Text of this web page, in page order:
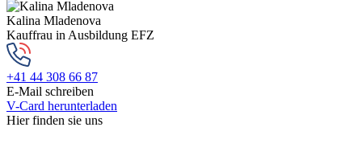
Kalina Mladenova
Kauffrau in Ausbildung EFZ
+41 44 308 66 87
E-Mail schreiben
V-Card herunterladen
Hier finden sie uns